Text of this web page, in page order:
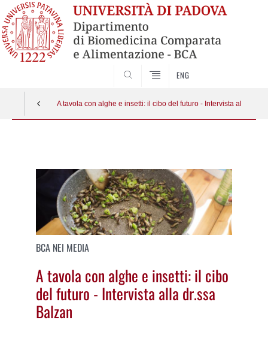
ENG
A tavola con alghe e insetti: il cibo del futuro - Intervista alla
BCA NEI MEDIA
A tavola con alghe e insetti: il cibo
del futuro - Intervista alla dr.ssa
Balzan